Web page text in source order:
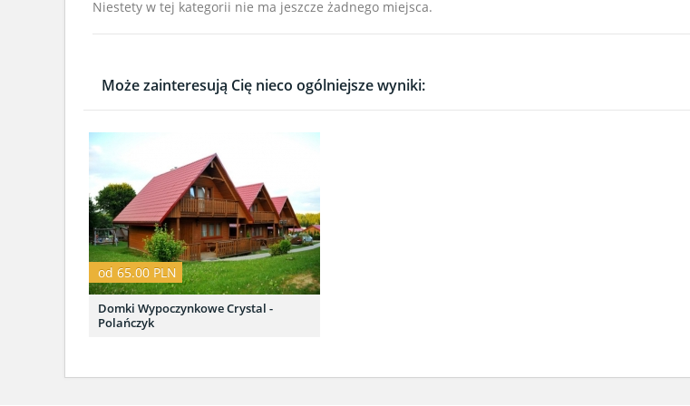
Niestety w tej kategorii nie ma jeszcze żadnego miejsca.
Może zainteresują Cię nieco ogólniejsze wyniki:
od 65.00 PLN
Domki Wypoczynkowe Crystal -
Polańczyk